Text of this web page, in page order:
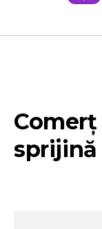
sprijină